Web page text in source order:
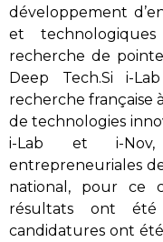
développement
et
recherche de
Deep Tech.Si i-
recherche française
de technologies
i-Lab et i-Nov,
entrepreneuriales
national, pour ce
résultats ont
candidatures ont